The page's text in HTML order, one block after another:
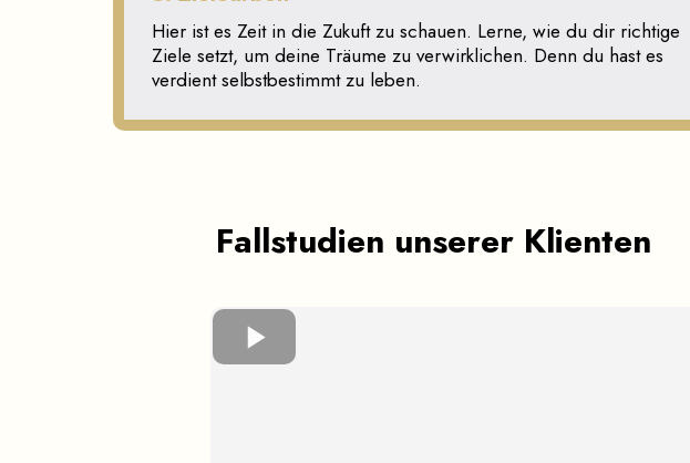
Hier ist es Zeit in die Zukuft zu schauen. Lerne, wie du dir richtige
Ziele setzt, um deine Träume zu verwirklichen. Denn du hast es
verdient selbstbestimmt zu leben.
Fallstudien unserer Klienten